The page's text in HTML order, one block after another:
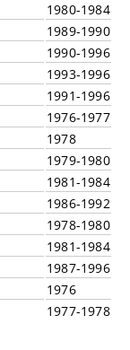
1980-1984
1989-1990
1990-1996
1993-1996
1991-1996
1976-1977
1978
1979-1980
1981-1984
1986-1992
1978-1980
1981-1984
1987-1996
1976
1977-1978